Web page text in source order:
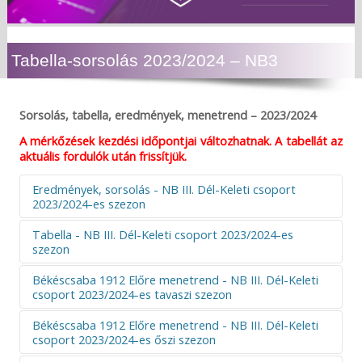
Tabella-sorsolás 2023/2024 – NB3
Sorsolás, tabella, eredmények, menetrend – 2023/2024
A mérkőzések kezdési időpontjai változhatnak. A tabellát az
aktuális fordulók után frissítjük.
Eredmények, sorsolás - NB III. Dél-Keleti csoport
2023/2024-es szezon
Sorsolás, eredmények - NB III Dél-Keleti
csoport 2023/2024-es szezon - 30.
Dátum Időpont Hazai Vendég
2024.05.26.
17:00
Szeged-
Csanád
Tabella - NB III. Dél-Keleti csoport 2023/2024-es
szezon
H Csapat M GY D V LG
01.
Békéscsaba 1912
Előre
30 26 3 1 86 21
02. ESMTK 30 20 5 5 72 28
Békéscsaba 1912 Előre menetrend - NB III. Dél-Keleti
csoport 2023/2024-es tavaszi szezon
F. Dátum Nap Időpont Hazai
Vendég
18.
2024.03.03. V 14:00 Pénzügyőr Békéscsaba
Békéscsaba 1912 Előre menetrend - NB III. Dél-Keleti
csoport 2023/2024-es őszi szezon